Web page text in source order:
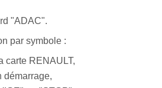
"ADAC".
par symbole :
carte RENAULT,
démarrage,